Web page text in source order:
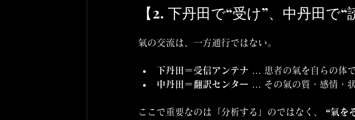
【2. 下丹田で“受け”、中丹田で“
氣の交流は、一方通行ではない。
下丹田＝受信アンテナ … 患者の氣を自らの体
中丹田＝翻訳センター … その氣の質・感情・
ここで重要なのは「分析する」のではなく、 “氣を